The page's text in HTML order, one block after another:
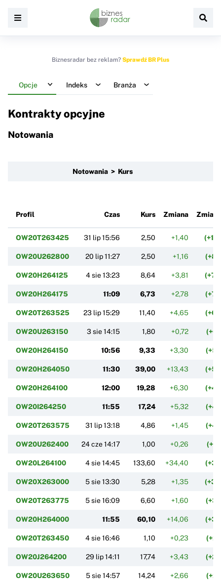
Biznesradar bez reklam? Sprawdź BR Plus
Opcje Indeks Branża
Kontrakty opcyjne
Notowania
Notowania > Kurs
Profil Czas Kurs Zmiana
OW20T263425 31 lip 15:56 2,50 +1,40
OW20U262800 20 lip 11:27 2,50 +1,16
OW20H264125 4 sie 13:23 8,64 +3,81
OW20H264175 11:09 6,73 +2,78
OW20T263525 23 lip 15:29 11,40 +4,65
OW20U263150 3 sie 14:15 1,80 +0,72
OW20H264150 10:56 9,33 +3,30
OW20H264050 11:30 39,00 +13,43
OW20H264100 12:00 19,28 +6,30
OW20I264250 11:55 17,24 +5,32
OW20T263575 31 lip 13:18 4,86 +1,45
OW20U262400 24 cze 14:17 1,00 +0,26
OW20L264100 4 sie 14:45 133,60 +34,40
OW20X263000 5 sie 13:30 5,28 +1,35
OW20T263775 5 sie 16:09 6,60 +1,60
OW20H264000 11:55 60,10 +14,06
OW20T263450 4 sie 16:46 1,10 +0,23
OW20J264200 29 lip 14:11 17,74 +3,43
OW20U263650 5 sie 14:57 14,24 +2,66